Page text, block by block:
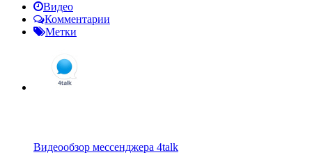
Видео
Комментарии
Метки
Видеообзор мессенджера 4talk